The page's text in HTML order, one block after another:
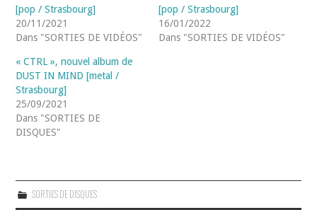
[pop / Strasbourg]
20/11/2021
Dans "SORTIES DE VIDÉOS"
[pop / Strasbourg]
16/01/2022
Dans "SORTIES DE VIDÉOS"
« CTRL », nouvel album de
DUST IN MIND [metal /
Strasbourg]
25/09/2021
Dans "SORTIES DE
DISQUES"
SORTIES DE DISQUES